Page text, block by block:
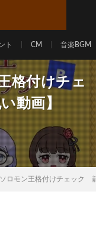
ト CM 音楽BGM
格付けチェ
動画】
ソロモン王格付けチェック